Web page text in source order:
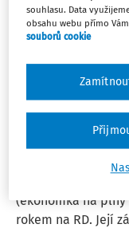
úvazkem (pracuje...
JUDr. Eva Dandová
Vydáno:6. 1. 2009
RD a pracovní
RD a pracovní
(ekonomka na
rokem na RD. Její
souhlasu. Data
obsahu webu přímo
souborů cookie